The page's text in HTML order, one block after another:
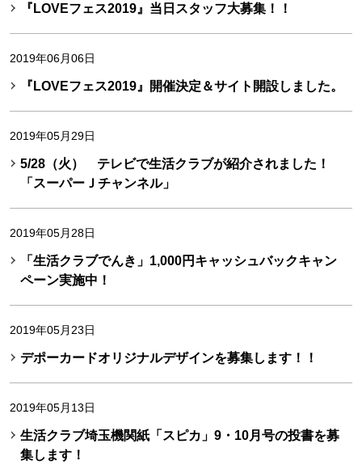
『LOVEフェス2019』当日スタッフ大募集！！
2019年06月06日
『LOVEフェス2019』開催決定＆サイト開設しました。
2019年05月29日
5/28（火） テレビで生活クラブが紹介されました！
「スーパーＪチャンネル」
2019年05月28日
「生活クラブでんき」1,000円キャッシュバックキャン
ペーン実施中！
2019年05月23日
デポーカードオリジナルデザインを募集します！！
2019年05月13日
生活クラブ埼玉機関紙「スピカ」9・10月号の投書を募
集します！